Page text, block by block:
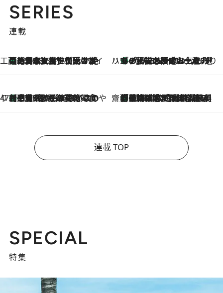
SERIES
連載
工藤まやのおもてなしハワイ
2026.8.6
【ハワイ土産】ローカルの絶大な支持で復活！ 絶品の幻クッキー《元ファンの日本人女性が受け継いだ名店》 ハワイ賢者 リサのお気に入りリスト2026.8.6
あの伝説の限定トートも！ リニューアルした「ディーン＆デルーカ ハワイ」で必須のお土産8選
47都道府県の手みやげ ひんやりスイーツで夏を満喫
2026.8.6
【三重県】この夏絶対食べたい 冷やしておいしいおやつ3選 お餅×アイスの新感覚スイーツ 齋藤 薫 美容脳ルネサンス
2026.8.6
「荷物が増えるほど旅ストレスは増す」美容ジャーナリストがたどり着いた最終結論。“化粧品を劇的に減らす”感動の凝縮美容とは
連載 TOP
SPECIAL
特集